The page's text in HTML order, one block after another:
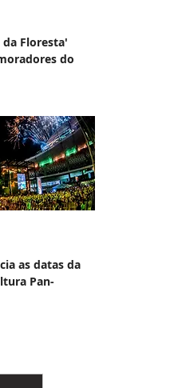
Floresta'
do
as datas da
Pan-